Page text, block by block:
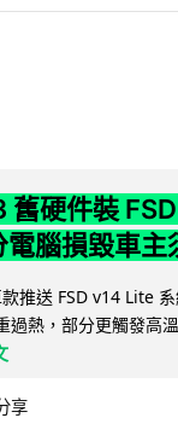
舊硬件裝
電腦損毀車主
推送 FSD v14 Lite
過熱，部分更觸發高
享